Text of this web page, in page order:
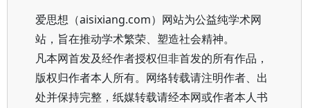
爱思想（aisixiang.com）网站为公益纯学术网
站，旨在推动学术繁荣、塑造社会精神。
凡本网首发及经作者授权但非首发的所有作品，
版权归作者本人所有。网络转载请注明作者、出
处并保持完整，纸媒转载请经本网或作者本人书